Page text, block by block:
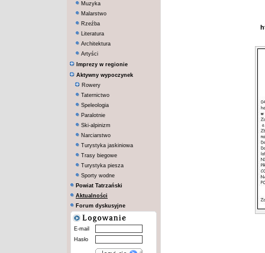
Muzyka
Malarstwo
Rzeźba
Literatura
Architektura
Artyści
Imprezy w regionie
Aktywny wypoczynek
Rowery
Taternictwo
Speleologia
Paralotnie
Ski-alpinizm
Narciarstwo
Turystyka jaskiniowa
Trasy biegowe
Turystyka piesza
Sporty wodne
Powiat Tatrzański
Aktualności
Forum dyskusyjne
E-mail
Hasło